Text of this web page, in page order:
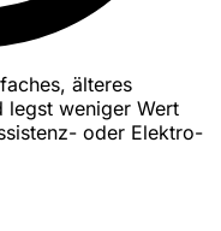
älteres
legst weniger Wert
oder Elektro-